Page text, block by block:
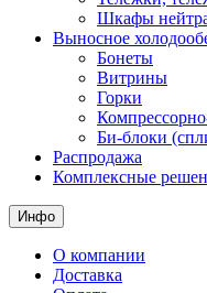
Шкафы
Выносное
Бонеты
Витрины
Горки
Би-блоки
Распродажа
Комплексные
Инфо
О компании
Доставка